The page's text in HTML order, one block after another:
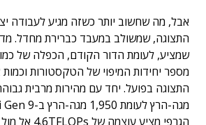
אבל, מה שחשוב יותר כשזה מגיע לעבודה
שמציע, לעומת הדור הקודם, הכפלה של
מספר יחידות המיפוי של הטקסטורות